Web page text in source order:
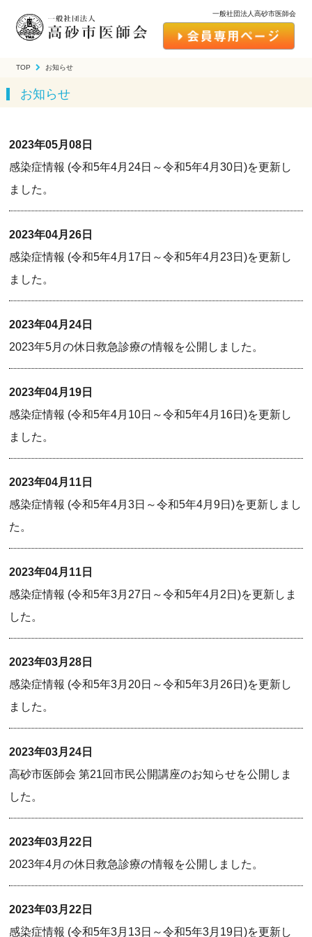
一般社団法人高砂市医師会
TOP お知らせ
お知らせ
2023年05月08日
感染症情報 (令和5年4月24日～令和5年4月30日)を更新し
ました。
2023年04月26日
感染症情報 (令和5年4月17日～令和5年4月23日)を更新し
ました。
2023年04月24日
2023年5月の休日救急診療の情報を公開しました。
2023年04月19日
感染症情報 (令和5年4月10日～令和5年4月16日)を更新し
ました。
2023年04月11日
感染症情報 (令和5年4月3日～令和5年4月9日)を更新しまし
た。
2023年04月11日
感染症情報 (令和5年3月27日～令和5年4月2日)を更新しま
した。
2023年03月28日
感染症情報 (令和5年3月20日～令和5年3月26日)を更新し
ました。
2023年03月24日
高砂市医師会 第21回市民公開講座のお知らせを公開しま
した。
2023年03月22日
2023年4月の休日救急診療の情報を公開しました。
2023年03月22日
感染症情報 (令和5年3月13日～令和5年3月19日)を更新し